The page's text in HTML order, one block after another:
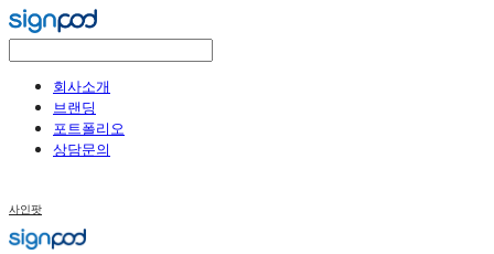
회사소개
브랜딩
포트폴리오
상담문의
사인팟